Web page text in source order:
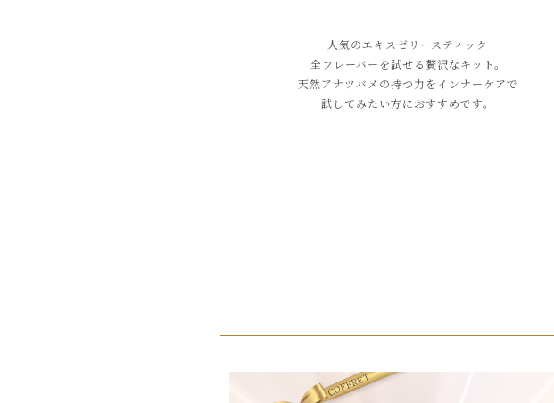
人気のエキスゼリースティック
全フレーバーを試せる贅沢なキット。
天然アナツバメの持つ力をインナーケアで
試してみたい方におすすめです。